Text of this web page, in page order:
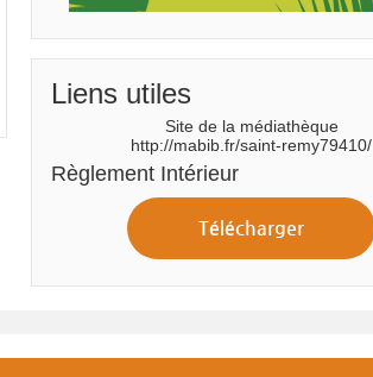
Liens utiles
Site de la médiathèque
http://mabib.fr/saint-remy79410/
Règlement Intérieur
Télécharger